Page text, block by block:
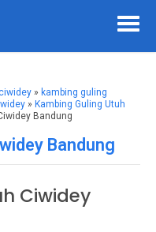
» kambing guling
» Kambing Guling Utuh
Bandung
Bandung
Ciwidey